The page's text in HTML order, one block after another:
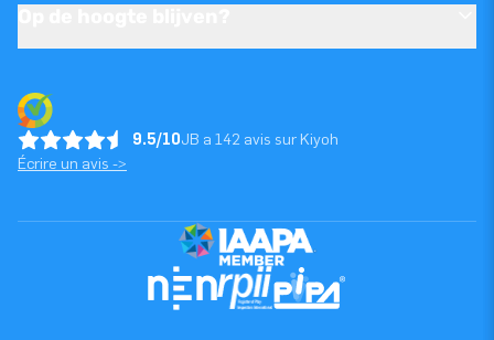
9.5/10JB a 142 avis sur Kiyoh
Écrire un avis ->